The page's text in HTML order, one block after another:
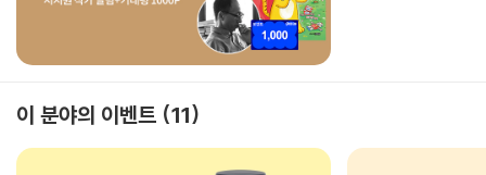
이 분야의 이벤트 11